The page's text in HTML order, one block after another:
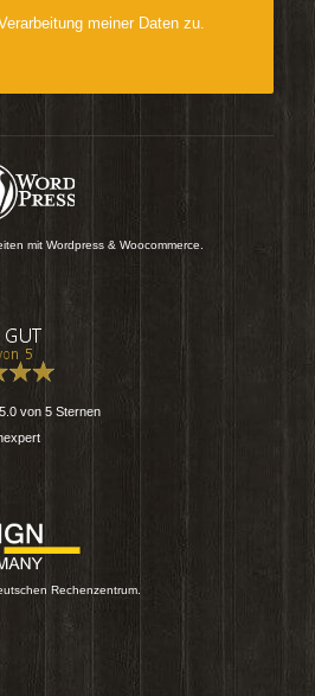
meiner Daten zu.
mit Wordpress & Woocommerce.
5.0 von 5 Sternen
Rechenzentrum.